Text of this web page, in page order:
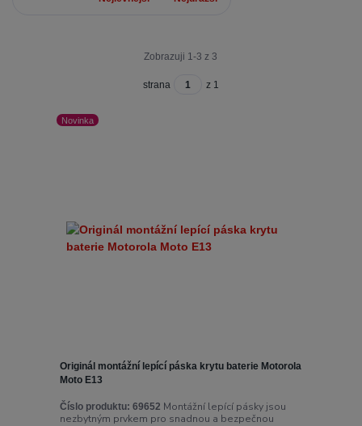
Zobrazuji 1-3 z 3
strana z 1
Novinka
Originál montážní lepící páska krytu baterie Motorola
Moto E13
Číslo produktu: 69652 Montážní lepící pásky jsou
nezbytným prvkem pro snadnou a bezpečnou